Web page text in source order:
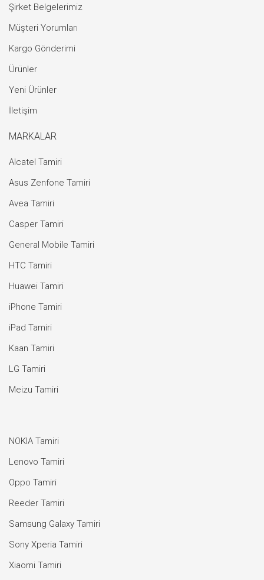
Şirket Belgelerimiz
Müşteri Yorumları
Kargo Gönderimi
Ürünler
Yeni Ürünler
İletişim
MARKALAR
Alcatel Tamiri
Asus Zenfone Tamiri
Avea Tamiri
Casper Tamiri
General Mobile Tamiri
HTC Tamiri
Huawei Tamiri
iPhone Tamiri
iPad Tamiri
Kaan Tamiri
LG Tamiri
Meizu Tamiri
NOKIA Tamiri
Lenovo Tamiri
Oppo Tamiri
Reeder Tamiri
Samsung Galaxy Tamiri
Sony Xperia Tamiri
Xiaomi Tamiri